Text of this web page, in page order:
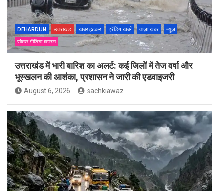
DEHARDUN उत्तराखंड खबर हटकर ट्रेंडिंग खबरें ताज़ा ख़बर
न्यूज़
सोशल मीडिया वायरल
उत्तराखंड में भारी बारिश का अलर्ट: कई जिलों में तेज वर्षा और
भूस्खलन की आशंका, प्रशासन ने जारी की एडवाइजरी
August 6, 2026 sachkiawaz